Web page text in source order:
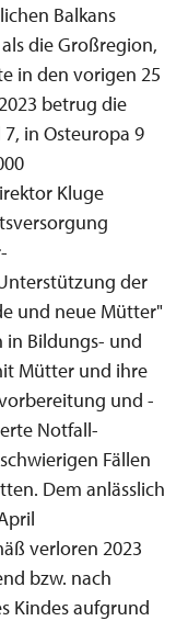
Balkans
die Großregion,
in den vorigen 25
betrug die
in Osteuropa 9
Kluge
der
und neue Mütter"
in Bildungs- und
Mütter und ihre
und -
Notfall-
Fällen
Dem anlässlich
verloren 2023
bzw. nach
Kindes aufgrund